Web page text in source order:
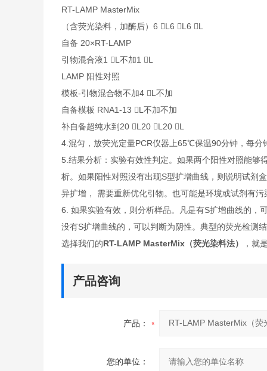
RT-LAMP MasterMix
（含荧光染料，加酶后）6 L6 L6 L
自备 20×RT-LAMP
引物混合液1 L不加1 L
LAMP 阳性对照
模板-引物混合物不加4 L不加
自备模板 RNA1-13 L不加不加
补自备超纯水到20 L20 L20 L
4.混匀，放荧光定量PCR仪器上65℃保温90分钟，每分
5.结果分析：实验有效性判定。如果两个阳性对照能够
析。如果阳性对照没有出现S型扩增曲线，则说明试剂
异扩增， 需要重新优化引物。也可能是环境或试剂有
6. 如果实验有效，则分析样品。凡是有S扩增曲线的，
没有S扩增曲线的，可以判断为阴性。典型的荧光检测
选择我们的RT-LAMP MasterMix（荧光染料法） ，就
产品咨询
产品：
您的单位：